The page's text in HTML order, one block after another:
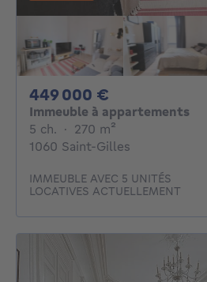
449 000 €
Immeuble à appartements
5 ch. 5 chambres
· 270 m²
1060 Saint-Gilles
IMMEUBLE AVEC 5 UNITÉS
LOCATIVES ACTUELLEMENT